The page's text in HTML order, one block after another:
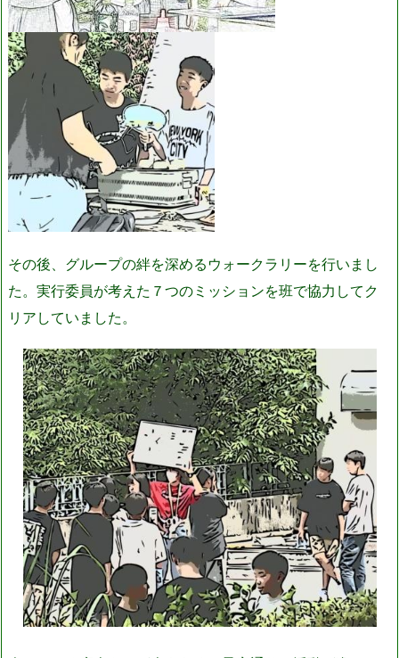
その後、グループの絆を深めるウォークラリーを行いまし
た。実行委員が考えた７つのミッションを班で協力してク
リアしていました。